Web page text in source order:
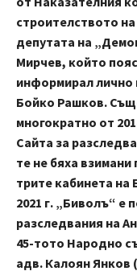
строителството
депутата на
Мирчев, който
информирал лично
Бойко Рашков.
многократно от
Сайта за
те не бяха
трите кабинета на
2021 г. „Биволъ“ е
разследвания на
45-тото Народно
адв. Калоян Янков